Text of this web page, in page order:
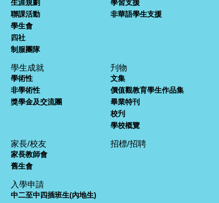
生涯規劃
聯課活動
學生會
四社
制服團隊
學習支援
非華語學生支援
學生成就
學術性
非學術性
獎學金及交流團
刋物
文集
價值觀教育學生作品集
畢業特刊
校刋
學校概覽
家長/校友
家長教師會
舊生會
招標/招聘
入學申請
中二至中四插班生(內地生)